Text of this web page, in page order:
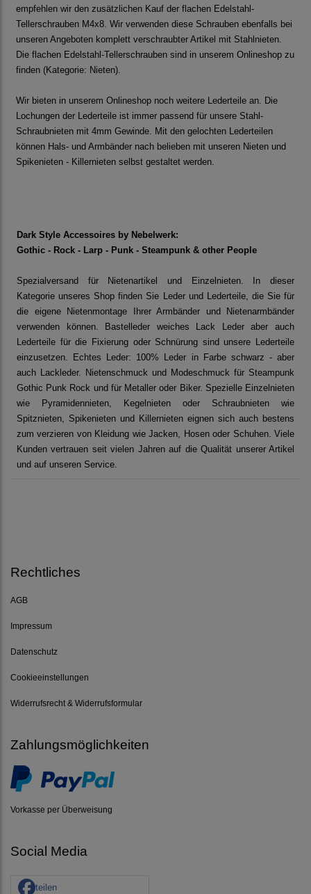
empfehlen wir den zusätzlichen Kauf der flachen Edelstahl-
Tellerschrauben M4x8. Wir verwenden diese Schrauben ebenfalls bei
unseren Angeboten komplett verschraubter Artikel mit Stahlnieten.
Die flachen Edelstahl-Tellerschrauben sind in unserem Onlineshop zu
finden (Kategorie: Nieten).
Wir bieten in unserem Onlineshop noch weitere Lederteile an. Die
Lochungen der Lederteile ist immer passend für unsere Stahl-
Schraubnieten mit 4mm Gewinde. Mit den gelochten Lederteilen
können Hals- und Armbänder nach belieben mit unseren Nieten und
Spikenieten - Killernieten selbst gestaltet werden.
Dark Style Accessoires by Nebelwerk:
Gothic - Rock - Larp - Punk - Steampunk & other People
Spezialversand für Nietenartikel und Einzelnieten. In dieser
Kategorie unseres Shop finden Sie Leder und Lederteile, die Sie für
die eigene Nietenmontage Ihrer Armbänder und Nietenarmbänder
verwenden können. Bastelleder weiches Lack Leder aber auch
Lederteile für die Fixierung oder Schnürung sind unsere Lederteile
einzusetzen. Echtes Leder: 100% Leder in Farbe schwarz - aber
auch Lackleder. Nietenschmuck und Modeschmuck für Steampunk
Gothic Punk Rock und für Metaller oder Biker. Spezielle Einzelnieten
wie Pyramidennieten, Kegelnieten oder Schraubnieten wie
Spitznieten, Spikenieten und Killernieten eignen sich auch bestens
zum verzieren von Kleidung wie Jacken, Hosen oder Schuhen. Viele
Kunden vertrauen seit vielen Jahren auf die Qualität unserer Artikel
und auf unseren Service.
Rechtliches
AGB
Impressum
Datenschutz
Cookieeinstellungen
Widerrufsrecht & Widerrufsformular
Zahlungsmöglichkeiten
Vorkasse per Überweisung
Social Media
teilen